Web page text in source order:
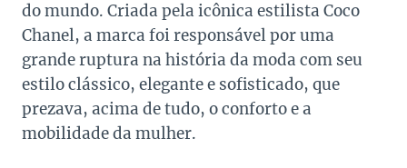
do mundo. Criada pela icônica estilista Coco
Chanel, a marca foi responsável por uma
grande ruptura na história da moda com seu
estilo clássico, elegante e sofisticado, que
prezava, acima de tudo, o conforto e a
mobilidade da mulher.